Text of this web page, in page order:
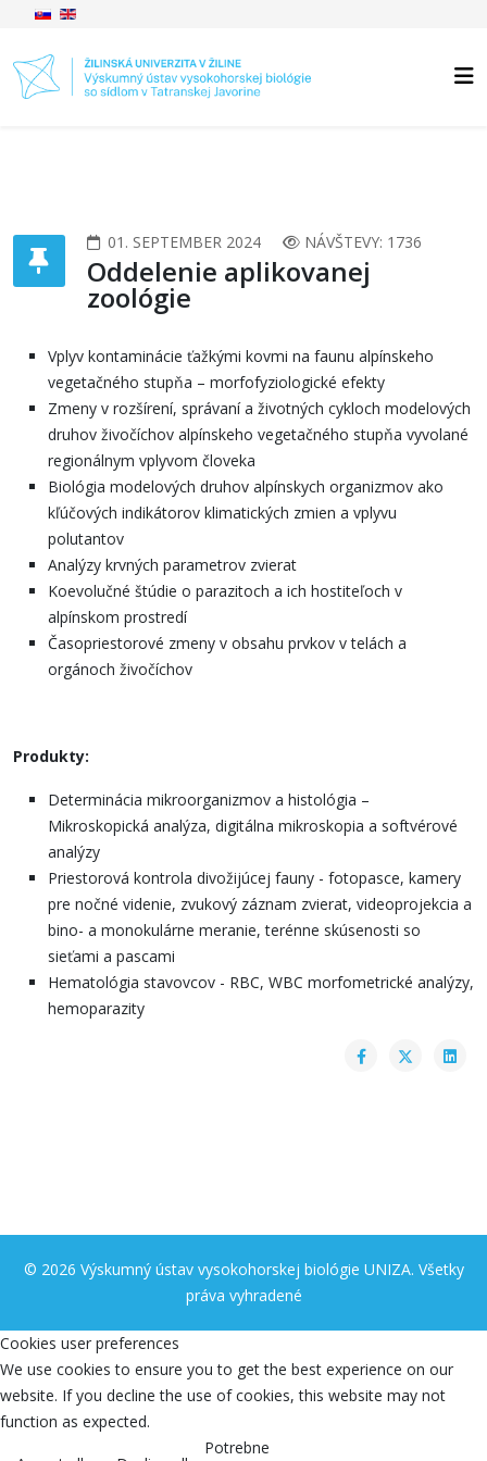
01. SEPTEMBER 2024 NÁVŠTEVY: 1736
Oddelenie aplikovanej
zoológie
Vplyv kontaminácie ťažkými kovmi na faunu alpínskeho
vegetačného stupňa – morfofyziologické efekty
Zmeny v rozšírení, správaní a životných cykloch modelových
druhov živočíchov alpínskeho vegetačného stupňa vyvolané
regionálnym vplyvom človeka
Biológia modelových druhov alpínskych organizmov ako
kľúčových indikátorov klimatických zmien a vplyvu
polutantov
Analýzy krvných parametrov zvierat
Koevolučné štúdie o parazitoch a ich hostiteľoch v
alpínskom prostredí
Časopriestorové zmeny v obsahu prvkov v telách a
orgánoch živočíchov
Produkty:
Determinácia mikroorganizmov a histológia –
Mikroskopická analýza, digitálna mikroskopia a softvérové
analýzy
Priestorová kontrola divožijúcej fauny - fotopasce, kamery
pre nočné videnie, zvukový záznam zvierat, videoprojekcia a
bino- a monokulárne meranie, terénne skúsenosti so
sieťami a pascami
Hematológia stavovcov - RBC, WBC morfometrické analýzy,
hemoparazity
© 2026 Výskumný ústav vysokohorskej biológie UNIZA. Všetky
práva vyhradené
Cookies user preferences
We use cookies to ensure you to get the best experience on our
website. If you decline the use of cookies, this website may not
function as expected.
Potrebne